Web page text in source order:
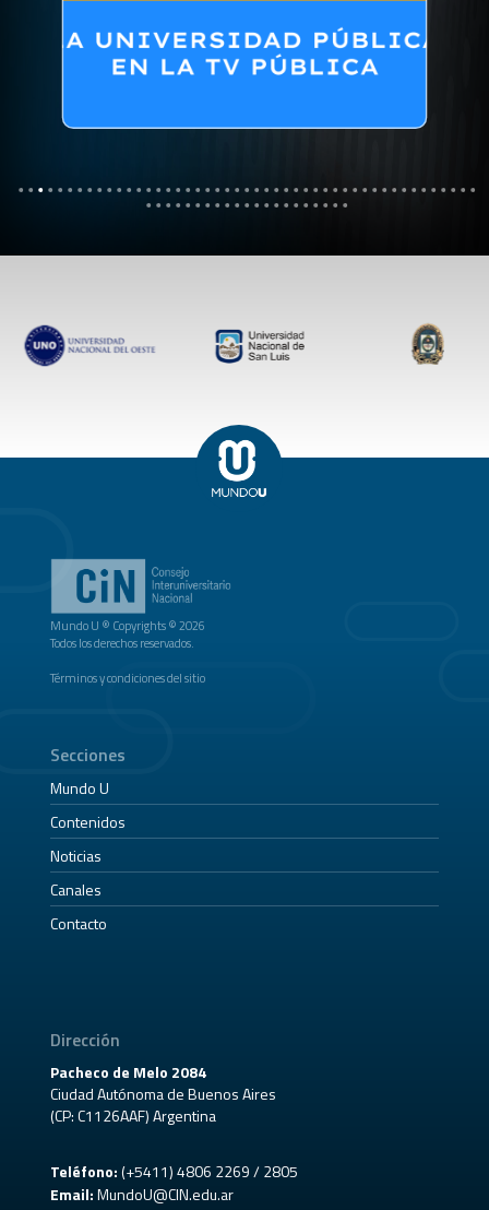
Mundo U ® Copyrights © 2026
Todos los derechos reservados.
Términos y condiciones del sitio
Secciones
Mundo U
Contenidos
Noticias
Canales
Contacto
Dirección
Pacheco de Melo 2084
Ciudad Autónoma de Buenos Aires
(CP: C1126AAF) Argentina
Teléfono:(+5411) 4806 2269 / 2805
Email: MundoU@CIN.edu.ar